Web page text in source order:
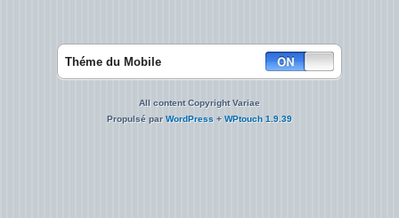
Théme du Mobile
All content Copyright Variae
Propulsé parWordPress + WPtouch 1.9.39